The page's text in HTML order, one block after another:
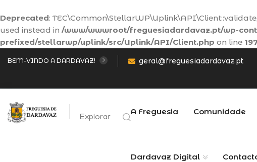
Deprecated:
used instead in /www/wwwroot/freguesiadardavaz.pt/wp-
prefixed/stellarwp/uplink/src/Uplink/API/Client.php on line
BEM-VINDO A DARDAVAZ! geral@freguesiadardavaz.pt
Explorar
A Freguesia Comunidade
Dardavaz Digital